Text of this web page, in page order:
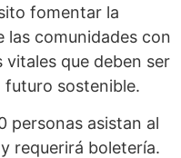
fomentar la
las comunidades con
vitales que deben ser
futuro sostenible.
personas asistan al
requerirá boletería.